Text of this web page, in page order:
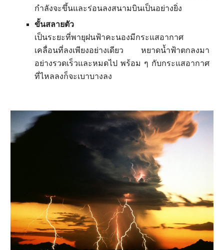
กำลังจะขึ้นและร่อนลงสนามบินเป็นอย่างยิ่ง
ขั้นสลายตัว
เป็นระยะที่พายุฝนฟ้าคะนองมีกระแสอากาศ
เคลื่อนที่ลงเพียงอย่างเดียว หยาดน้ำฟ้าตกลงมา
อย่างรวดเร็วและหมดไป พร้อม ๆ กับกระแสอากาศ
ที่ไหลลงก็จะเบาบางลง